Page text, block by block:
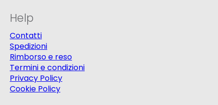
Help
Contatti
Spedizioni
Rimborso e reso
Termini e condizioni
Privacy Policy
Cookie Policy